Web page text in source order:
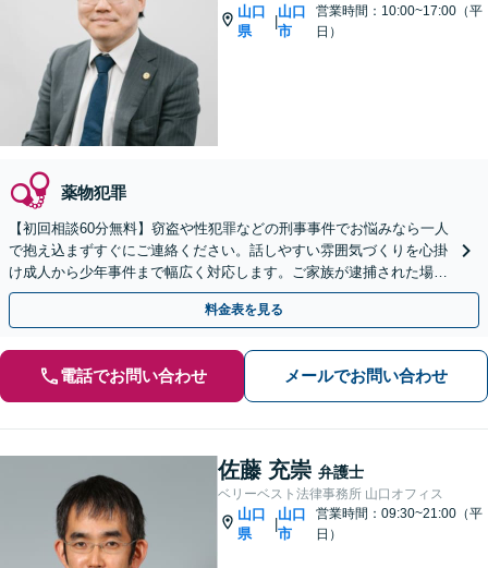
山口
県
|
山口
市
営業時間：10:00~17:00（平
日）
薬物犯罪
【初回相談60分無料】窃盗や性犯罪などの刑事事件でお悩みなら一人
で抱え込まずすぐにご連絡ください。話しやすい雰囲気づくりを心掛
け成人から少年事件まで幅広く対応します。ご家族が逮捕された場合
も迅速にサポート。【web面談可能】
料金表を見る
電話でお問い合わせ メールでお問い合わせ
佐藤 充崇 弁護士
ベリーベスト法律事務所 山口オフィス
山口
県
|
山口
市
営業時間：09:30~21:00（平
日）